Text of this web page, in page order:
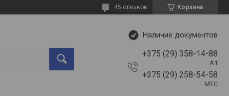
Корзина
45 отзывов
Наличие документов
+375 (29) 358-14-88
A1
+375 (29) 258-54-58
МТС